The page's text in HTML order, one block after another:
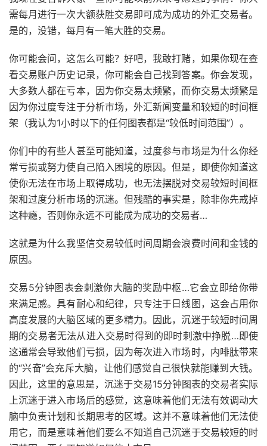
需每月进行一次大额获胜交易即可成为成功的外汇交易者。
是的，没错，每月有一笔大胜的交易。
你可能会问，这怎么可能？好吧，我敢打赌，如果你现在查
看交易账户历史记录，你可能会自己找到答案。你会发现，
大多数人都在亏本，因为你交易太频繁，而你交易太频繁是
因为你过度专注于分析市场，外汇新闻变量和较短的时间框
架（我认为1小时以下的任何图表都是“较低时间范围”）。
你们中的有些人甚至可能知道，过度参与市场是为什么你经
常亏损或努力使自己陷入困境的原因。但是，即使你知道这
使你无法在市场上取得成功，也无法摆脱对交易较短时间框
架和过度分析市场的沉迷。但残酷的事实是，除非你先戒掉
这种瘾，否则你永远不可能成为成功的交易者…
这就是为什么我坚信交易较低时间周期会浪费时间和金钱的
原因。
交易5分钟图表会刺激你大脑的奖励中枢…它会立即给你带
来满足感。具有耐心和纪律，只专注于日线图，这会占用你
高度发展的大脑区域的更多精力。因此，沉迷于较短时间周
期的交易者无法从进入交易时得到的即时刺激中挣脱…即使
这通常会导致他们亏损，因为每次进入市场时，内啡肽带来
的“兴奋”会充斥大脑，让他们感觉自己很快就能赚到大钱。
因此，这里的意思是，沉迷于交易15分钟图表的交易者实际
上沉迷于进入市场后的感觉，这意味着他们无法有效调动大
脑中负责计划和长期思考的区域。这并不意味着他们无法使
用它，而是意味着他们要么不知道自己沉迷于交易较短的时